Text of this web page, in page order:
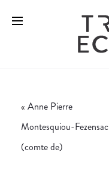
« Anne Pierre
Montesquiou-Fezensac
(comte de)